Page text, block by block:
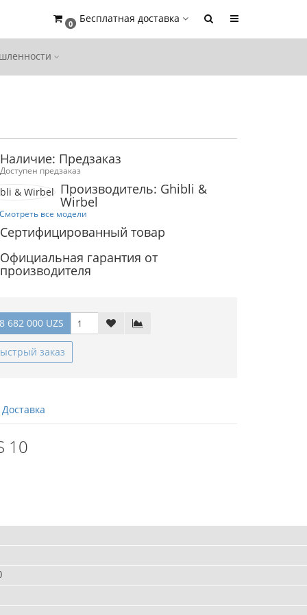
0 Бесплатная доставка
Наличие: Предзаказ
Доступен предзаказ
Производитель: Ghibli &
Wirbel
Смотреть все модели
Сертифицированный товар
Официальная гарантия от
производителя
682 000 UZS
заказ
Доставка
10